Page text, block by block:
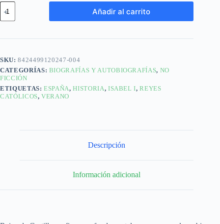
Añadir al carrito
SKU:8424499120247-004
CATEGORÍAS: BIOGRAFÍAS Y AUTOBIOGRAFÍAS, NO
FICCIÓN
ETIQUETAS:ESPAÑA,HISTORIA, ISABEL I,REYES
CATÓLICOS,VERANO
Descripción
Información adicional